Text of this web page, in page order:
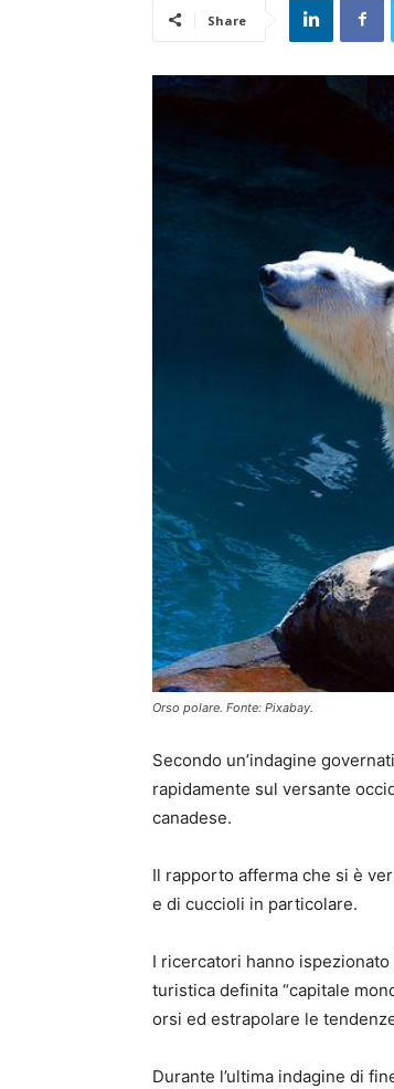
Share
Orso polare. Fonte: Pixabay.
Secondo un’indagine
rapidamente sul versante
canadese.
Il rapporto afferma che si è
e di cuccioli in particolare.
I ricercatori hanno
turistica definita “capitale
orsi ed estrapolare le
Durante l’ultima indagine di